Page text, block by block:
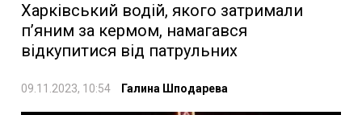
Харківський водій, якого затримали
п’яним за кермом, намагався
відкупитися від патрульних
09.11.2023, 10:54 Галина Шподарева